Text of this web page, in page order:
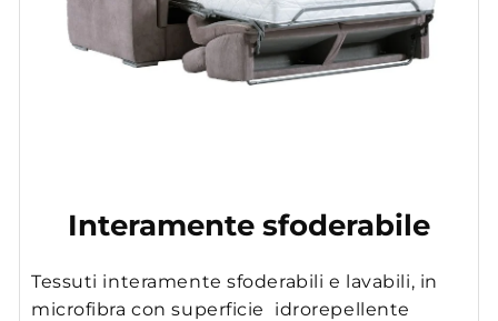
Interamente sfoderabile
Tessuti interamente sfoderabili e lavabili, in
microfibra con superficie idrorepellente